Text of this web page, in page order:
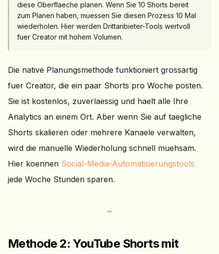
diese Oberflaeche planen. Wenn Sie 10 Shorts bereit
zum Planen haben, muessen Sie diesen Prozess 10 Mal
wiederholen. Hier werden Drittanbieter-Tools wertvoll
fuer Creator mit hohem Volumen.
Die native Planungsmethode funktioniert grossartig
fuer Creator, die ein paar Shorts pro Woche posten.
Sie ist kostenlos, zuverlaessig und haelt alle Ihre
Analytics an einem Ort. Aber wenn Sie auf taegliche
Shorts skalieren oder mehrere Kanaele verwalten,
wird die manuelle Wiederholung schnell muehsam.
Hier koennen Social-Media-Automatisierungstools
jede Woche Stunden sparen.
Methode 2: YouTube Shorts mit